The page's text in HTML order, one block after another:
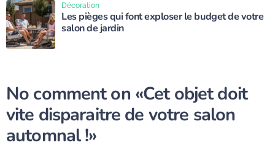
Les pièges qui font exploser le budget de votre
salon de jardin
Décoration
No comment on «Cet objet doit
vite disparaitre de votre salon
automnal !»